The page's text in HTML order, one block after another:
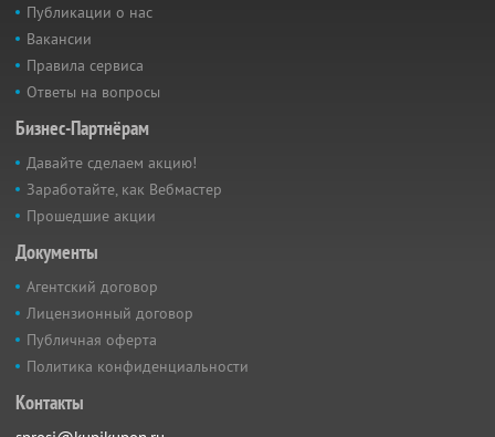
Публикации о нас
Вакансии
Правила сервиса
Ответы на вопросы
Бизнес-Партнёрам
Давайте сделаем акцию!
Заработайте, как Вебмастер
Прошедшие акции
Документы
Агентский договор
Лицензионный договор
Публичная оферта
Политика конфиденциальности
Контакты